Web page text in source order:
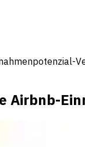
Airbnb-